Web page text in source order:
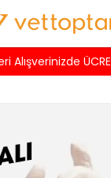
Alışverinizde